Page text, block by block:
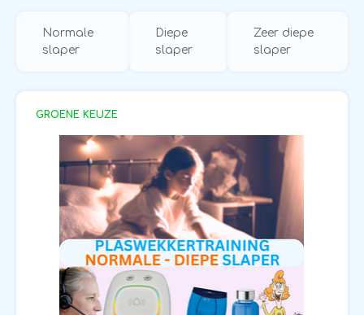
Normale
slaper
Diepe
slaper
Zeer diepe
slaper
GROENE KEUZE